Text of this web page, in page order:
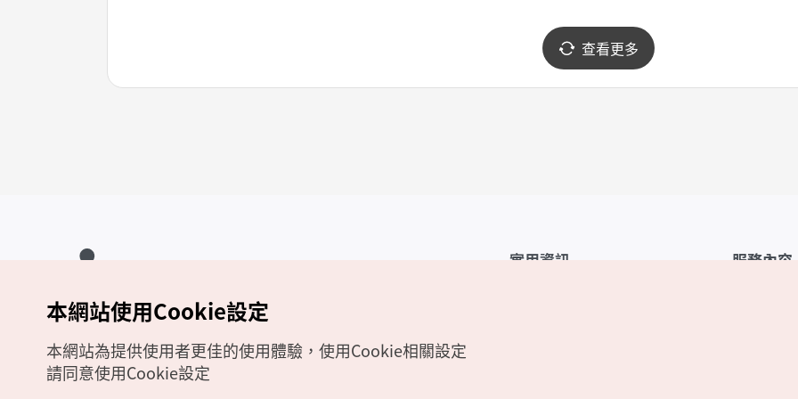
查看更多
實用資訊 服務內容
Copyrights (c) 韓國觀光公社版權所有
如有相關疑問或建議，歡迎來信至官方信箱
本網站使用Cookie設定
本網站為提供使用者更佳的使用體驗，使用Cookie相關設定
請同意使用Cookie設定